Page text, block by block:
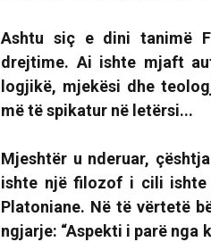
Ashtu siç e dini tanimë
drejtime. Ai ishte mjaft
logjikë, mjekësi dhe
më të spikatur në letërsi...
Mjeshtër u nderuar,
ishte një filozof i cili
Platoniane. Në të vërtetë
ngjarje: “Aspekti i parë